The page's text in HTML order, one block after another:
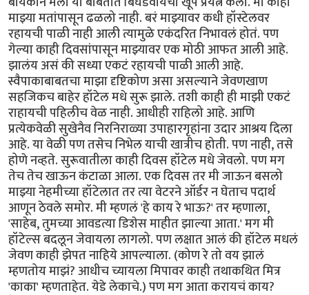
माझ्या मतांपासून ढळलो नाही. बरं माझ्यावर कधी हॉस्टेलवर
रहायची पाळी नाही आली त्यामुळे एकंदरित निभावलं होतं. पण
गेल्या काही दिवसांपासून माझ्यावर एक मोठी आफत आली आहे.
झालंय असं की सध्या एकटं रहायची पाळी आली आहे.
स्वैपाकाबाबतचा माझा दृष्टिकोण असा असल्याने जेवणखाण
सहजिकच बाहेर हॉटेल मधे सुरू झाले. तशी काही ही माझी एकटं
राहायची पहिलीच वेळ नाही. आधीही राहिलो आहे. आणि
प्रत्येकवेळी सुखेनैव निरनिराळ्या उपाहारगृहांना उदार आश्रय दिला
आहे. या वेळी पण तसेच निभेल याची खात्रीच होती. पण नाही, तसे
होणे नव्हते. सुरूवातीला काही दिवस हॉटेल मधे जेवलो. पण मग
तेच तेच खाऊन कंटाळा आला. एक दिवस तर मी जाऊन बसलो
माझ्या नेहमीच्या हॉटेलात तर त्या वेटरने ऑर्डर न घेताच पदार्थ
आणून ठेवले समोर. मी म्हणलं 'हे काय रे भाऊ?' तर म्हणाला,
'साहेब, तुमच्या आवडत्या डिशेस माहीत झाल्या आता.' मग मी
हॉटेल्स बदलून जेवायला लागलो. पण लक्षात आलं की हॉटेल मधलं
जेवण काही झेपत नाहिये आपल्याला. (कोण रे तो वय झालं
म्हणतोय माझं? आधीच च्यायला मिपावर काही तथाकथित मित्र
'काका' म्हणताहेत. येडे लेकाचे.) पण मग आता करायचं काय?